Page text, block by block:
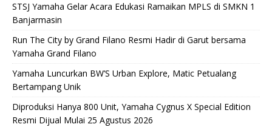
STSJ Yamaha Gelar Acara Edukasi Ramaikan MPLS di SMKN 1
Banjarmasin
Run The City by Grand Filano Resmi Hadir di Garut bersama
Yamaha Grand Filano
Yamaha Luncurkan BW’S Urban Explore, Matic Petualang
Bertampang Unik
Diproduksi Hanya 800 Unit, Yamaha Cygnus X Special Edition
Resmi Dijual Mulai 25 Agustus 2026